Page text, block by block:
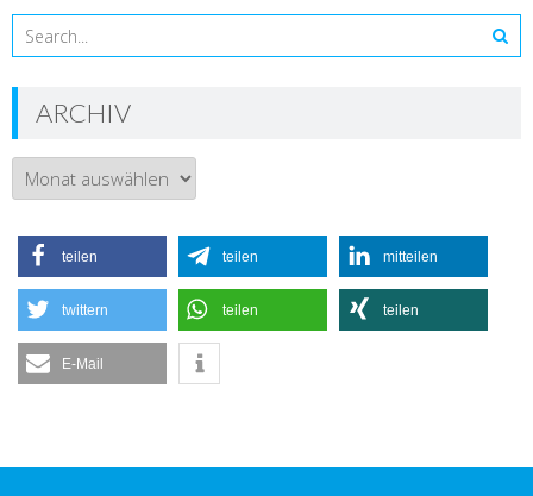
ARCHIV
Archiv
teilen teilen mitteilen
twittern teilen teilen
E-Mail